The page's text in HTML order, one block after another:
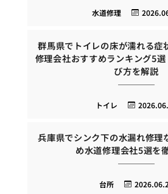
水道修理
群馬県でトイレの床が濡れる症
修理会社おすすめランキング5
び方を解説
トイレ
兵庫県でシンク下の水漏れ修理
め水道修理会社5選を
台所